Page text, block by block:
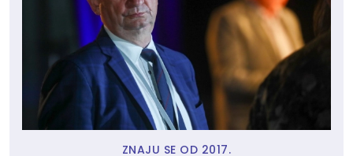
ZNAJU SE OD 2017.